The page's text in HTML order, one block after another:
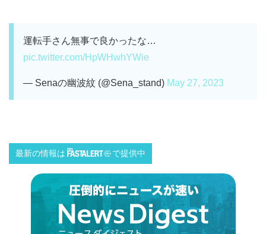
運転手さん無事で良かったな…
pic.twitter.com/HpWHwhYWie
— Senaの幽波紋 (@Sena_stand) May 27, 2023
最新の情報は で提供中